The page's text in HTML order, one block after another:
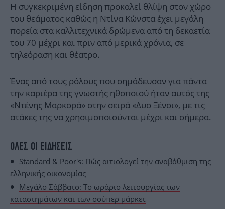
Η συγκεκριμένη είδηση προκαλεί θλίψη στον χώρο
του θεάματος καθώς η Ντίνα Κώνστα έχει μεγάλη
πορεία στα καλλιτεχνικά δρώμενα από τη δεκαετία
του 70 μέχρι και πριν από μερικά χρόνια, σε
τηλεόραση και θέατρο.
Ένας από τους ρόλους που σημάδευσαν για πάντα
την καριέρα της γνωστής ηθοποιού ήταν αυτός της
«Ντένης Μαρκορά» στην σειρά «Δυο Ξένοι», με τις
ατάκες της να χρησιμοποιούνται μέχρι και σήμερα.
ΟΛΕΣ ΟΙ ΕΙΔΗΣΕΙΣ
Standard & Poor's: Πώς αιτιολογεί την αναβάθμιση της
ελληνικής οικονομίας
Μεγάλο Σάββατο: Το ωράριο λειτουργίας των
καταστημάτων και των σούπερ μάρκετ